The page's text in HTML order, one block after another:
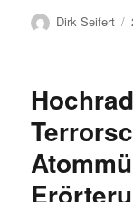
Autor
Dirk Seifert